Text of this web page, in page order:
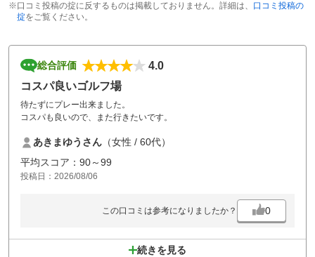
※口コミ投稿の掟に反するものは掲載しておりません。詳細は、 口コミ投稿の
掟をご覧ください。
総合評価
4.0
コスパ良いゴルフ場
待たずにプレー出来ました。
コスパも良いので、また行きたいです。
あきまゆうさん （女性 / 60代）
平均スコア：90～99
投稿日：2026/08/06
この口コミは参考になりましたか？ 0
続きを見る